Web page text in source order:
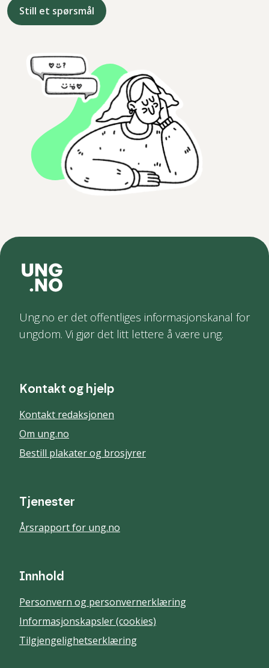
Still et spørsmål
Ung.no er det offentliges informasjonskanal for
ungdom. Vi gjør det litt lettere å være ung.
Kontakt og hjelp
Kontakt redaksjonen
Om ung.no
Bestill plakater og brosjyrer
Tjenester
Årsrapport for ung.no
Innhold
Personvern og personvernerklæring
Informasjonskapsler (cookies)
Tilgjengelighetserklæring